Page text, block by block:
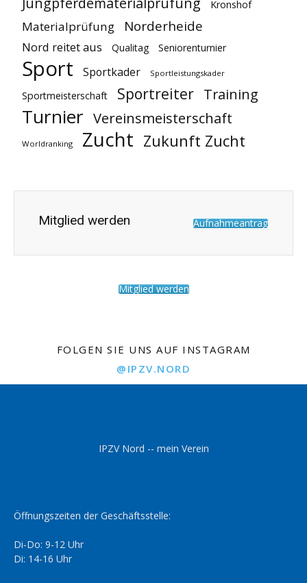
Kronshof
Materialprüfung Norderheide
Nord reitet aus Qualitag Seniorenturnier
Sport Sportkader Sportleistungskader
Sportmeisterschaft Sportreiter Training
Turnier Vereinsmeisterschaft
Worldranking Zucht Zukunft Zucht
Mitglied werden Aufnahmeantrag
Mitglied werden
FOLGEN SIE UNS AUF INSTAGRAM
@IPZV.NORD
IPZV Nord -- mein Verein
Öffnungszeiten der Geschäftsstelle:
Di-Do: 9-12 Uhr
Di: 14-16 Uhr